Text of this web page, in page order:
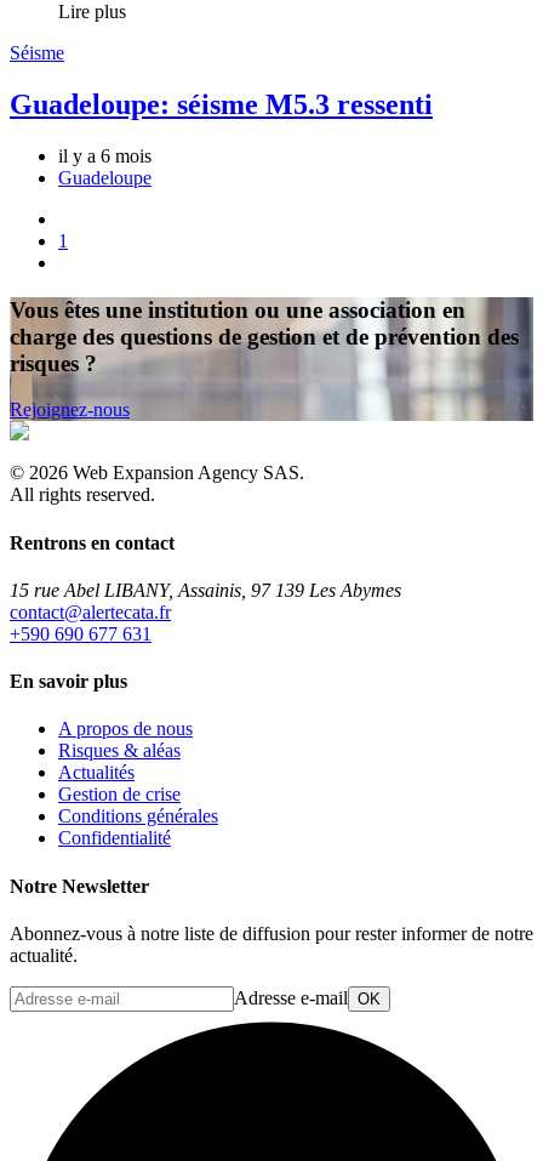
Lire plus
Séisme
Guadeloupe: séisme M5.3 ressenti
il y a 6 mois
Guadeloupe
1
Vous êtes une institution ou une association en
charge des questions de gestion et de prévention des
risques ?
Rejoignez-nous
© 2026 Web Expansion Agency SAS.
All rights reserved.
Rentrons en contact
15 rue Abel LIBANY, Assainis, 97 139 Les Abymes
rf.atacetrela@tcatnoc
+590 690 677 631
En savoir plus
A propos de nous
Risques & aléas
Actualités
Gestion de crise
Conditions générales
Confidentialité
Notre Newsletter
Abonnez-vous à notre liste de diffusion pour rester informer de notre
actualité.
Adresse e-mail